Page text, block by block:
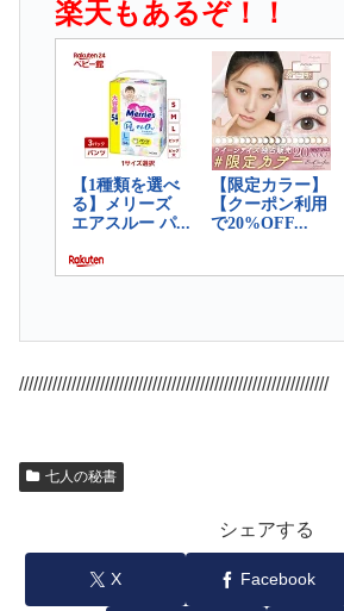
楽天もあるぞ！！
/////////////////////////////////////////////////////////////////
七人の秘書
シェアする
X Facebook